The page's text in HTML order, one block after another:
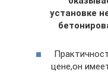
установке
цене,он